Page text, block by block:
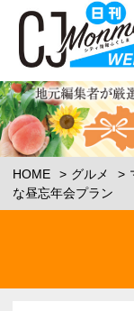
HOME グルメ
な昼忘年会プラン